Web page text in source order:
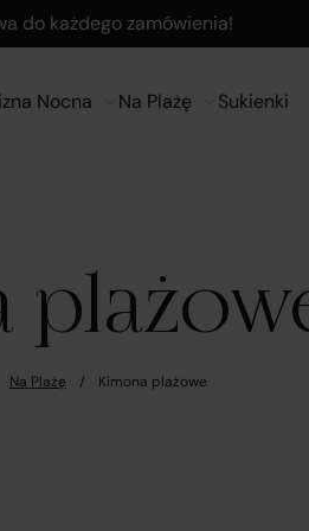
do każdego zamówienia!
Nocna Na Plażę Sukienki
Na Plażę / Kimona plażowe